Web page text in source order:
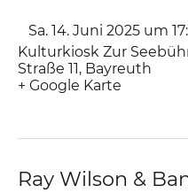
Sa. 14. Juni 2025 um
Kulturkiosk Zur
Straße 11 Bayreuth
+ Google Karte
Ray Wilson &